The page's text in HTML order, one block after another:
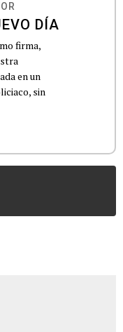
DÍA
firma,
en un
sin